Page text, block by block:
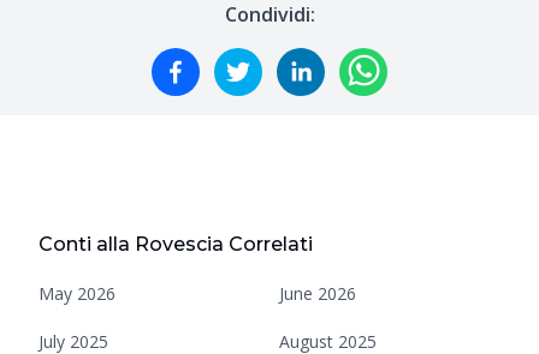
Condividi:
Conti alla Rovescia Correlati
May 2026 June 2026
July 2025 August 2025